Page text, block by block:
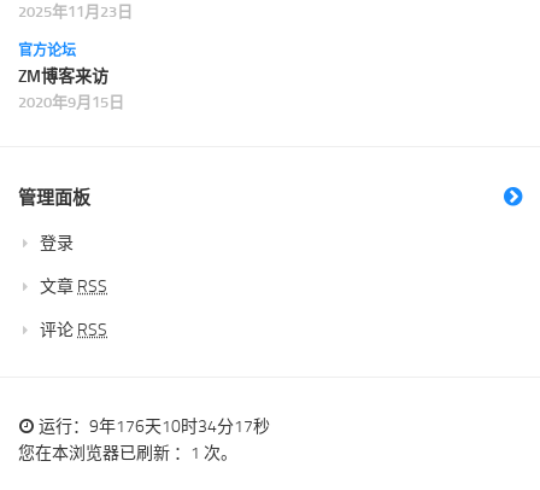
2025年11月23日
官方论坛
ZM博客来访
2020年9月15日
管理面板
登录
文章 RSS
评论 RSS
运行：9年176天10时34分17秒
您在本浏览器已刷新 ：1 次。